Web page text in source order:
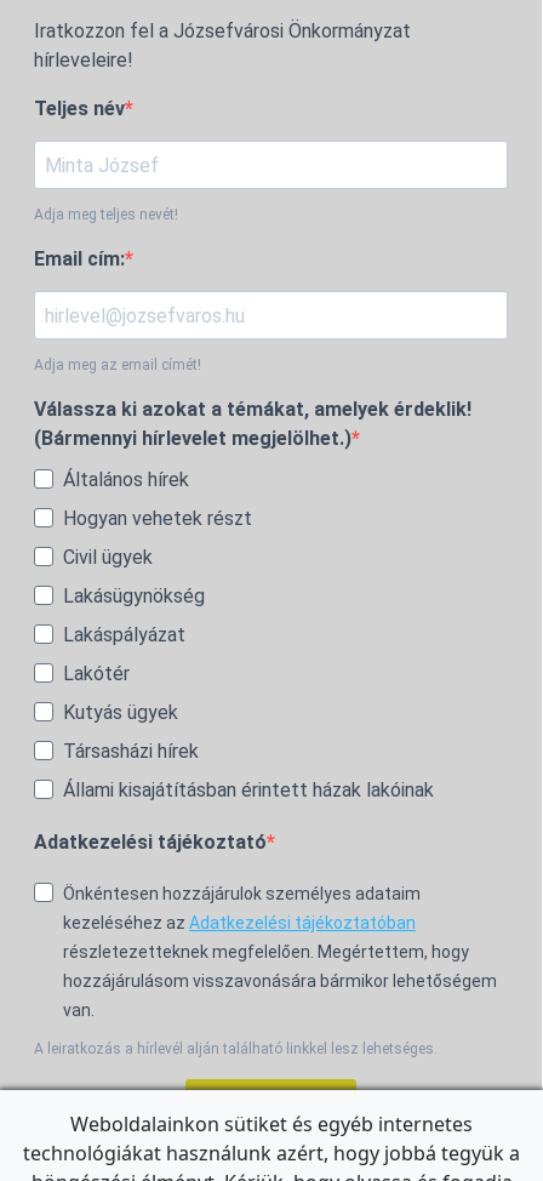
Iratkozzon fel a Józsefvárosi Önkormányzat
hírleveleire!
Teljes név
Adja meg teljes nevét!
Email cím:
Adja meg az email címét!
Válassza ki azokat a témákat, amelyek érdeklik!
(Bármennyi hírlevelet megjelölhet.)
Általános hírek
Hogyan vehetek részt
Civil ügyek
Lakásügynökség
Lakáspályázat
Lakótér
Kutyás ügyek
Társasházi hírek
Állami kisajátításban érintett házak lakóinak
Adatkezelési tájékoztató
Önkéntesen hozzájárulok személyes adataim
kezeléséhez az Adatkezelési tájékoztatóban
részletezetteknek megfelelően. Megértettem, hogy
hozzájárulásom visszavonására bármikor lehetőségem
van.
A leiratkozás a hírlevél alján található linkkel lesz lehetséges.
For the English Newsletter, clickHERE.
Weboldalainkon sütiket és egyéb internetes
technológiákat használunk azért, hogy jobbá tegyük a